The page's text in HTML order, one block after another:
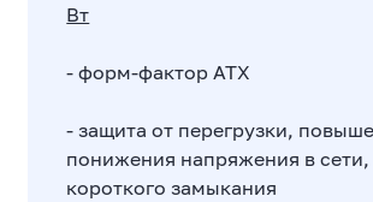
Вт
- форм-фактор ATX
- защита от перегрузки,
понижения напряжения в сети,
короткого замыкания